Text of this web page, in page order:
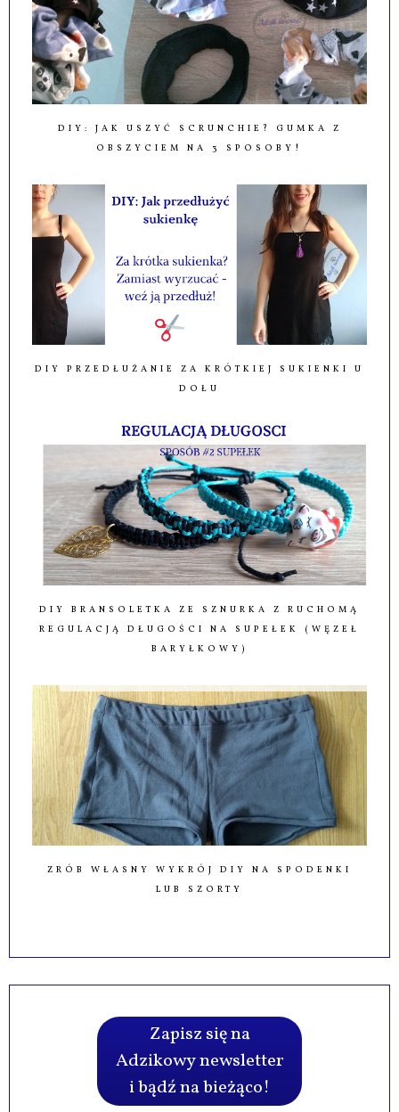
DIY: JAK USZYĆ SCRUNCHIE? GUMKA Z
OBSZYCIEM NA 3 SPOSOBY!
DIY PRZEDŁUŻANIE ZA KRÓTKIEJ SUKIENKI U
DOŁU
DIY BRANSOLETKA ZE SZNURKA Z RUCHOMĄ
REGULACJĄ DŁUGOŚCI NA SUPEŁEK (WĘZEŁ
BARYŁKOWY)
ZRÓB WŁASNY WYKRÓJ DIY NA SPODENKI
LUB SZORTY
Zapisz się na
Adzikowy newsletter
i bądź na bieżąco!